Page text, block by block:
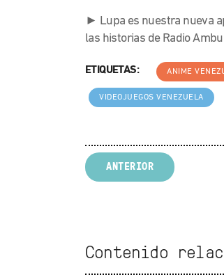
► Lupa es nuestra nueva
las historias de Radio
ETIQUETAS: ANIME
VIDEOJUEGOS VENEZUELA
ANTERIOR
Contenido